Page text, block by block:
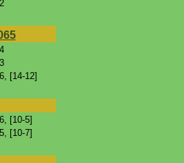
[14-12]
[10-5]
[10-7]